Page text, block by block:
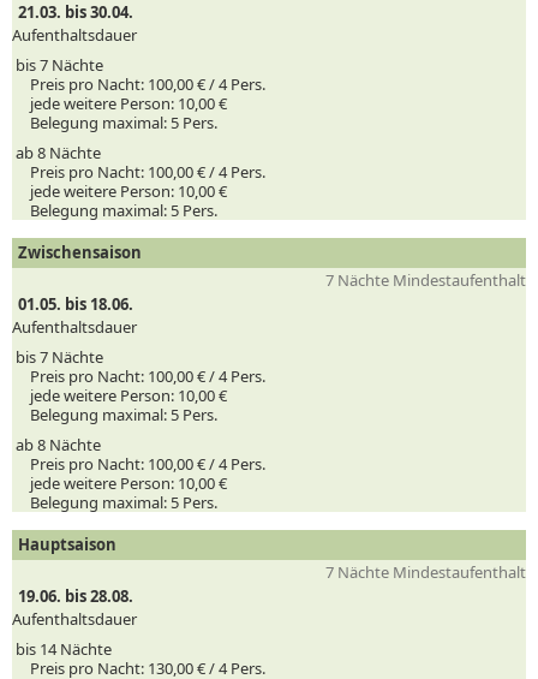
21.03. bis 30.04.
Aufenthaltsdauer
bis 7 Nächte
Preis pro Nacht: 100,00 € /4Pers.
jede weitere Person: 10,00 €
Belegung maximal: 5 Pers.
ab 8 Nächte
Preis pro Nacht: 100,00 € /4Pers.
jede weitere Person: 10,00 €
Belegung maximal: 5 Pers.
Zwischensaison
7 Nächte Mindestaufenthalt
01.05. bis 18.06.
Aufenthaltsdauer
bis 7 Nächte
Preis pro Nacht: 100,00 € /4Pers.
jede weitere Person: 10,00 €
Belegung maximal: 5 Pers.
ab 8 Nächte
Preis pro Nacht: 100,00 € /4Pers.
jede weitere Person: 10,00 €
Belegung maximal: 5 Pers.
Hauptsaison
7 Nächte Mindestaufenthalt
19.06. bis 28.08.
Aufenthaltsdauer
bis 14 Nächte
Preis pro Nacht: 130,00 € /4Pers.